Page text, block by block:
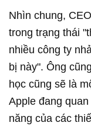
Nhìn chung, CEO
trong trạng thái
nhiều công ty
bị này". Ông
học cũng sẽ là
Apple đang
năng của các